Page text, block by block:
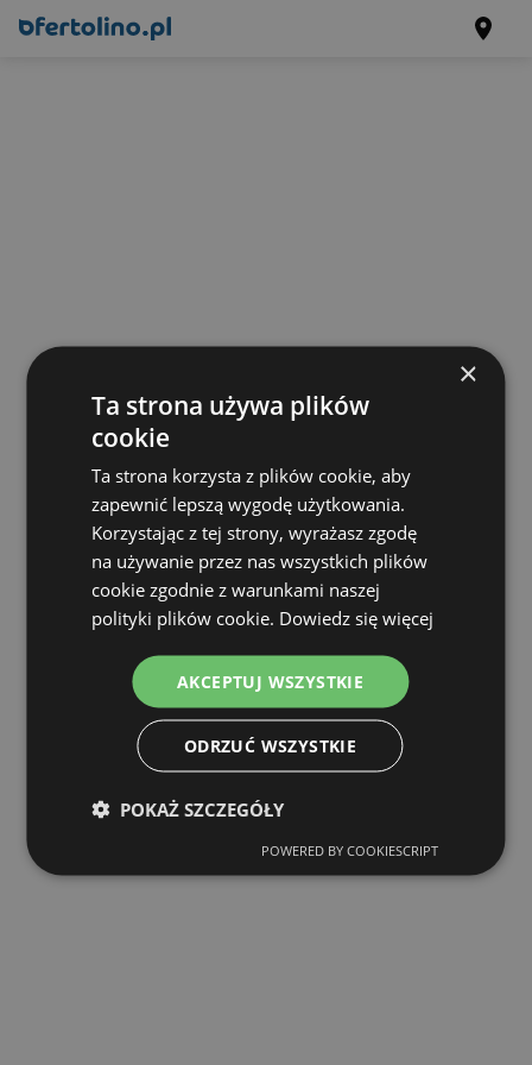
×
Ta strona używa plików
cookie
Ta strona korzysta z plików cookie, aby
zapewnić lepszą wygodę użytkowania.
Korzystając z tej strony, wyrażasz zgodę
na używanie przez nas wszystkich plików
cookie zgodnie z warunkami naszej
polityki plików cookie. Dowiedz się więcej
AKCEPTUJ WSZYSTKIE
ODRZUĆ WSZYSTKIE
POKAŻ SZCZEGÓŁY
POWERED BY COOKIESCRIPT